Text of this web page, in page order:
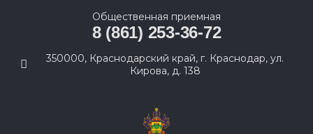
Общественная приемная
8 (861) 253-36-72
350000, Краснодарский край, г. Краснодар, ул.
Кирова, д. 138